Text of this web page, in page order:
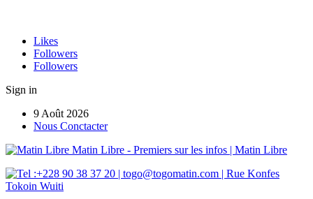
Likes
Followers
Followers
Sign in
9 Août 2026
Nous Conctacter
Matin Libre - Premiers sur les infos | Matin Libre